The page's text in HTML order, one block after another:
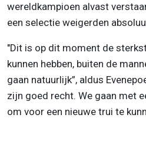
wereldkampioen alvast
een selectie weigerden
"Dit is op dit moment de
kunnen hebben, buiten de
gaan natuurlijk”, aldus
zijn goed recht. We gaan met
om voor een nieuwe trui te